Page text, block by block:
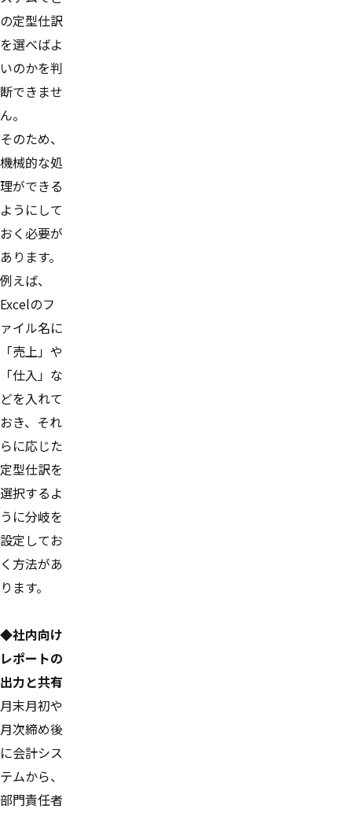
の定型仕訳
を選べばよ
いのかを判
断できませ
ん。
そのため、
機械的な処
理ができる
ようにして
おく必要が
あります。
例えば、
Excelのフ
ァイル名に
「売上」や
「仕入」な
どを入れて
おき、それ
らに応じた
定型仕訳を
選択するよ
うに分岐を
設定してお
く方法があ
ります。
◆社内向け
レポートの
出力と共有
月末月初や
月次締め後
に会計シス
テムから、
部門責任者